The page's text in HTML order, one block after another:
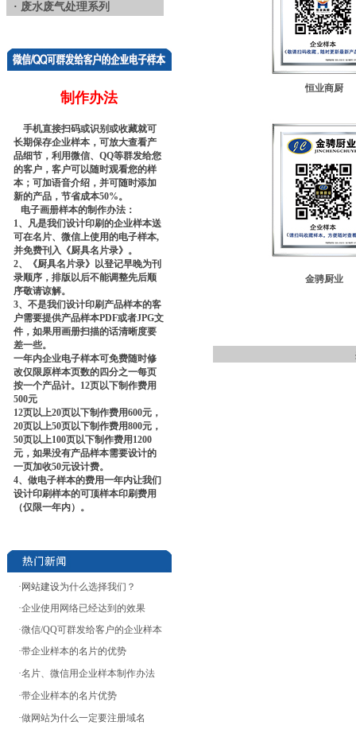
· 废水废气处理系列
制作办法
手机直接扫码或识别或收藏就可
长期保存企业样本，可放大查看产
品细节，利用微信、QQ等群发给您
的客户，客户可以随时观看您的样
本；可加语音介绍，并可随时添加
新的产品，节省成本50%。
电子画册样本的制作办法：
1、凡是我们设计印刷的企业样本送
可在名片、微信上使用的电子样本,
并免费刊入《厨具名片录》。
2、《厨具名片录》以登记早晚为刊
录顺序，排版以后不能调整先后顺
序敬请谅解。
3、不是我们设计印刷产品样本的客
户需要提供产品样本PDF或者JPG文
件，如果用画册扫描的话清晰度要
差一些。
一年内企业电子样本可免费随时修
改仅限原样本页数的四分之一每页
按一个产品计。12页以下制作费用
500元
12页以上20页以下制作费用600元，
20页以上50页以下制作费用800元，
50页以上100页以下制作费用1200
元，如果没有产品样本需要设计的
一页加收50元设计费。
4、做电子样本的费用一年内让我们
设计印刷样本的可顶样本印刷费用
（仅限一年内）。
·网站建设为什么选择我们？
·企业使用网络已经达到的效果
·微信/QQ可群发给客户的企业样本
·带企业样本的名片的优势
·名片、微信用企业样本制作办法
·带企业样本的名片优势
·做网站为什么一定要注册域名
恒业商厨
金骋厨业